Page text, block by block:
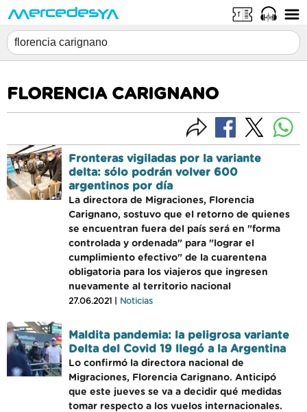
FLORENCIA CARIGNANO
Fronteras vigiladas por la variante
delta: sólo podrán volver 600
argentinos por día
La directora de Migraciones, Florencia
Carignano, sostuvo que el retorno de quienes
se encuentran fuera del país será en "forma
controlada y ordenada" para "lograr el
cumplimiento efectivo" de la cuarentena
obligatoria para los viajeros que ingresen
nuevamente al territorio nacional
27.06.2021 | Noticias
Maldita pandemia: la peligrosa variante
Delta del Covid 19 llegó a la Argentina
Lo confirmó la directora nacional de
Migraciones, Florencia Carignano. Anticipó
que este jueves se va a decidir qué medidas
tomar respecto a los vuelos internacionales.